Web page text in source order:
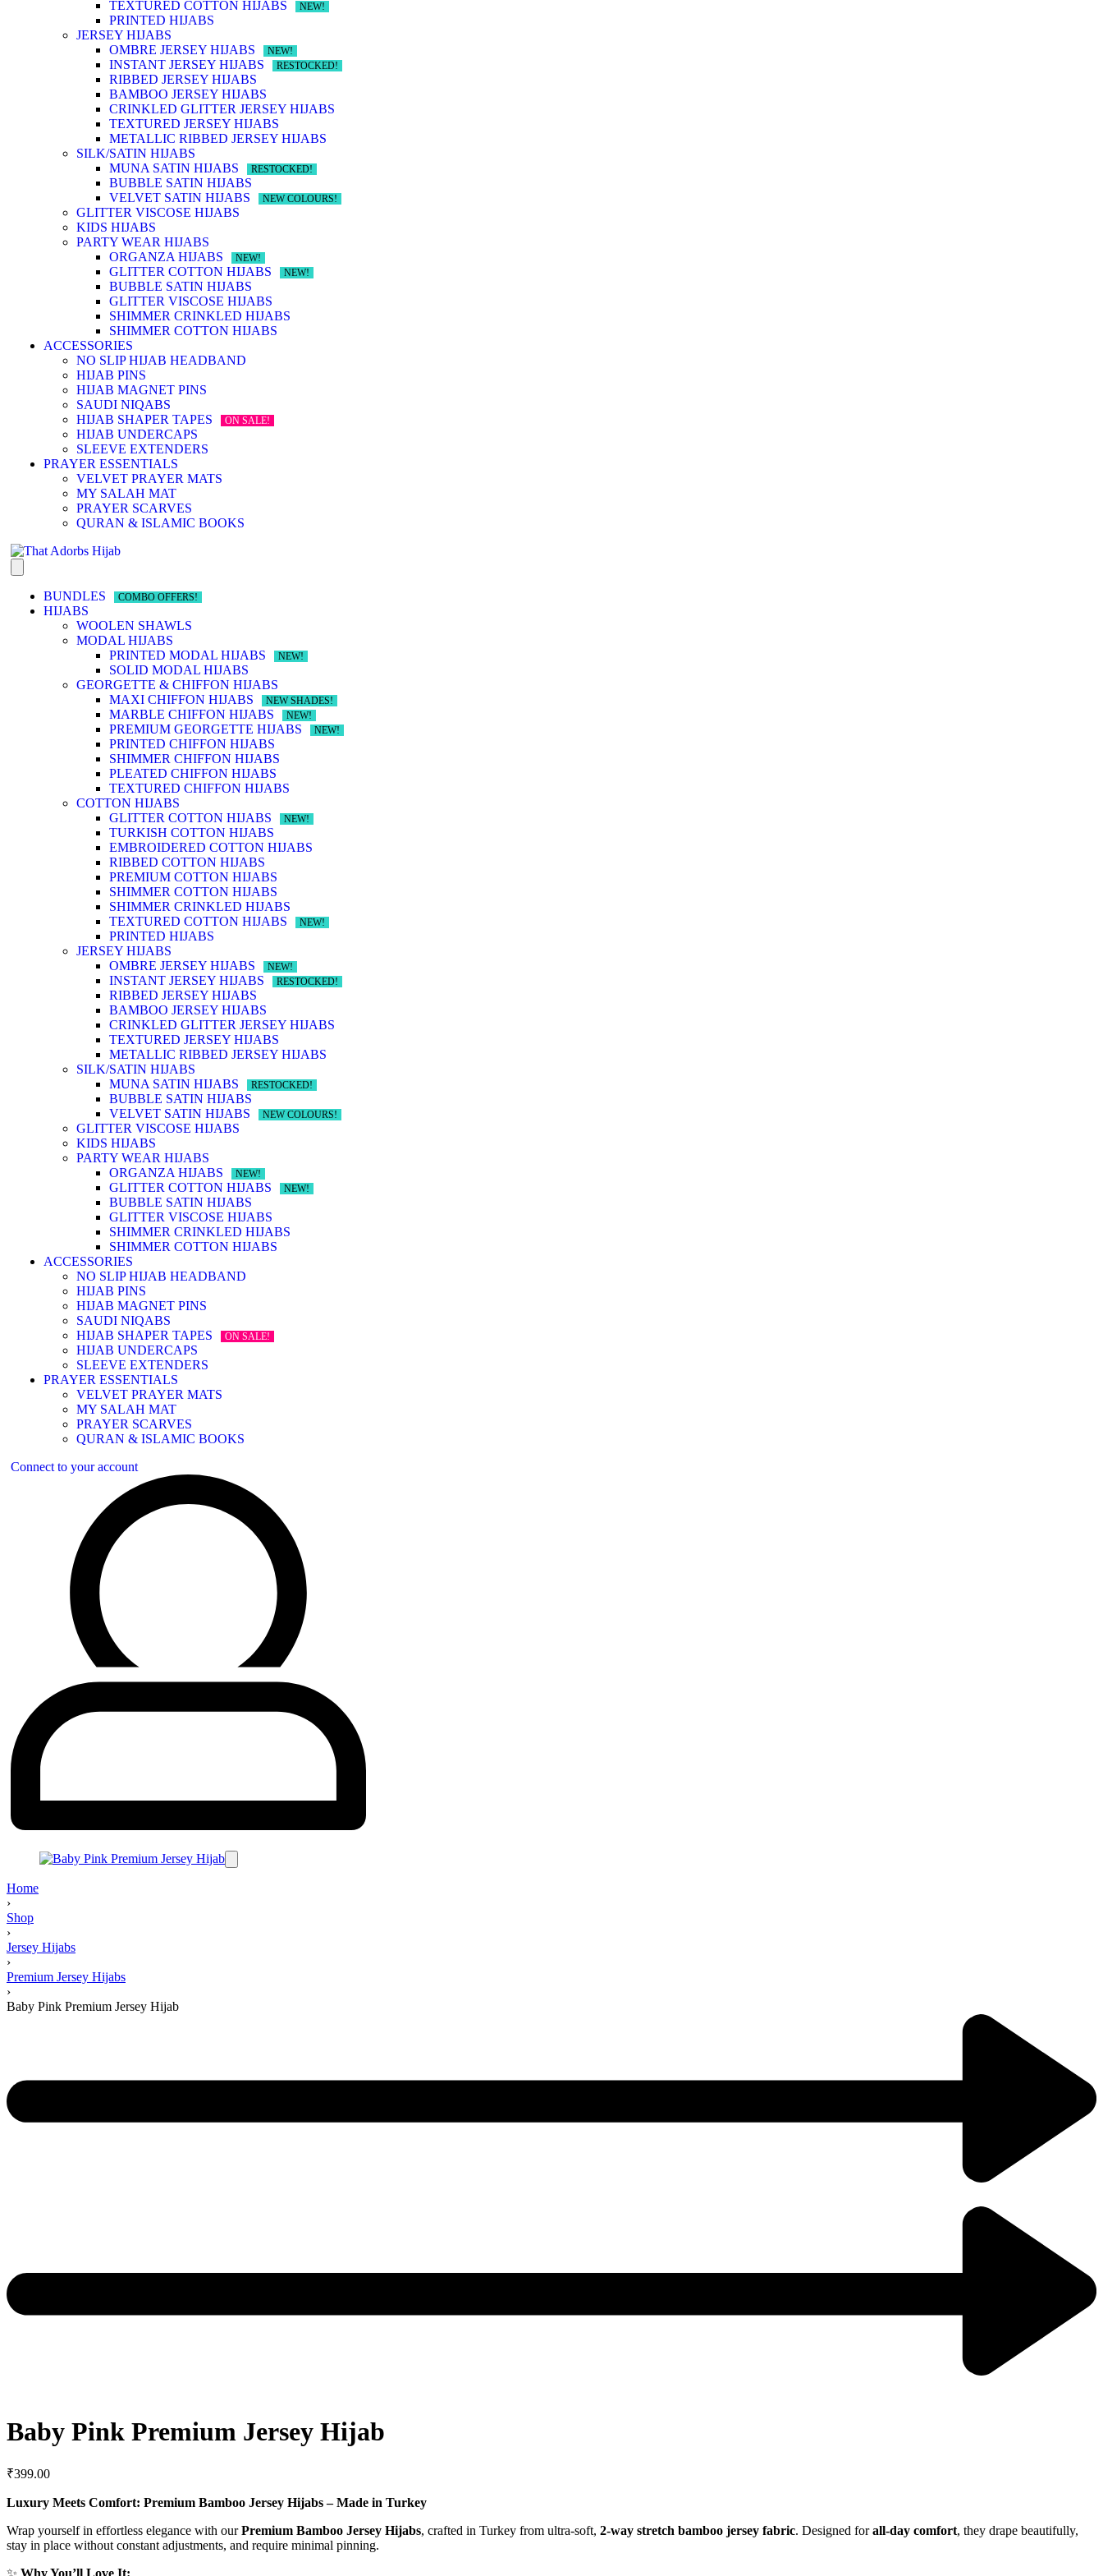
TEXTURED COTTON HIJABS NEW!
PRINTED HIJABS
JERSEY HIJABS
OMBRE JERSEY HIJABS
NEW!
INSTANT JERSEY HIJABS RESTOCKED!
RIBBED JERSEY HIJABS
BAMBOO JERSEY HIJABS
CRINKLED GLITTER JERSEY HIJABS
TEXTURED JERSEY HIJABS
METALLIC RIBBED JERSEY HIJABS
SILK/SATIN HIJABS
MUNA SATIN HIJABS
RESTOCKED!
BUBBLE SATIN HIJABS
VELVET SATIN HIJABS
NEW COLOURS!
GLITTER VISCOSE HIJABS
KIDS HIJABS
PARTY WEAR HIJABS
ORGANZA HIJABS
NEW!
GLITTER COTTON HIJABS NEW!
BUBBLE SATIN HIJABS
GLITTER VISCOSE HIJABS
SHIMMER CRINKLED HIJABS
SHIMMER COTTON HIJABS
ACCESSORIES
NO SLIP HIJAB HEADBAND
HIJAB PINS
HIJAB MAGNET PINS
SAUDI NIQABS
HIJAB SHAPER TAPES
ON SALE!
HIJAB UNDERCAPS
SLEEVE EXTENDERS
PRAYER ESSENTIALS
VELVET PRAYER MATS
MY SALAH MAT
PRAYER SCARVES
QURAN & ISLAMIC BOOKS
BUNDLES COMBO OFFERS!
HIJABS
WOOLEN SHAWLS
MODAL HIJABS
PRINTED MODAL HIJABS
NEW!
SOLID MODAL HIJABS
GEORGETTE & CHIFFON HIJABS
MAXI CHIFFON HIJABS
NEW SHADES!
MARBLE CHIFFON HIJABS NEW!
PREMIUM GEORGETTE HIJABS NEW!
PRINTED CHIFFON HIJABS
SHIMMER CHIFFON HIJABS
PLEATED CHIFFON HIJABS
TEXTURED CHIFFON HIJABS
COTTON HIJABS
GLITTER COTTON HIJABS
NEW!
TURKISH COTTON HIJABS
EMBROIDERED COTTON HIJABS
RIBBED COTTON HIJABS
PREMIUM COTTON HIJABS
SHIMMER COTTON HIJABS
SHIMMER CRINKLED HIJABS
TEXTURED COTTON HIJABS
NEW!
PRINTED HIJABS
JERSEY HIJABS
OMBRE JERSEY HIJABS
NEW!
INSTANT JERSEY HIJABS RESTOCKED!
RIBBED JERSEY HIJABS
BAMBOO JERSEY HIJABS
CRINKLED GLITTER JERSEY HIJABS
TEXTURED JERSEY HIJABS
METALLIC RIBBED JERSEY HIJABS
SILK/SATIN HIJABS
MUNA SATIN HIJABS
RESTOCKED!
BUBBLE SATIN HIJABS
VELVET SATIN HIJABS
NEW COLOURS!
GLITTER VISCOSE HIJABS
KIDS HIJABS
PARTY WEAR HIJABS
ORGANZA HIJABS
NEW!
GLITTER COTTON HIJABS NEW!
BUBBLE SATIN HIJABS
GLITTER VISCOSE HIJABS
SHIMMER CRINKLED HIJABS
SHIMMER COTTON HIJABS
ACCESSORIES
NO SLIP HIJAB HEADBAND
HIJAB PINS
HIJAB MAGNET PINS
SAUDI NIQABS
HIJAB SHAPER TAPES
ON SALE!
HIJAB UNDERCAPS
SLEEVE EXTENDERS
PRAYER ESSENTIALS
VELVET PRAYER MATS
MY SALAH MAT
PRAYER SCARVES
QURAN & ISLAMIC BOOKS
Connect to your account
Home
›
Shop
›
Jersey Hijabs
›
Premium Jersey Hijabs
›
Baby Pink Premium Jersey Hijab
Baby Pink Premium Jersey Hijab
₹399.00
Luxury Meets Comfort: Premium Bamboo Jersey Hijabs – Made in Turkey
Wrap yourself in effortless elegance with ourPremium Bamboo Jersey Hijabs, crafted in Turkey from ultra-soft, 2-way stretch bamboo jersey fabric. Designed forall-day comfort, they drape beautifully,
stay in place without constant adjustments, and require minimal pinning.